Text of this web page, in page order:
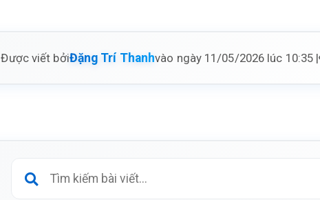
Được viết bởiĐặng Trí Thanhvào ngày 11/05/2026 lúc 10:35 |